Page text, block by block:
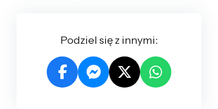
Podziel się z innymi: